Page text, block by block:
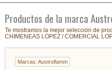
Productos de la marca
Te mostramos la mejor selección de
CHIMENEAS LOPEZ / COMERCIAL
Marcas: Austroflamm